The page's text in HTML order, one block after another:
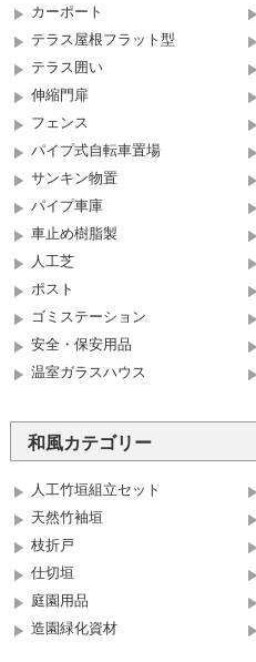
カーポート
テラス屋根フラット型
テラス囲い
伸縮門扉
フェンス
パイプ式自転車置場
サンキン物置
パイプ車庫
車止め樹脂製
人工芝
ポスト
ゴミステーション
安全・保安用品
温室ガラスハウス
和風カテゴリー
人工竹垣組立セット
天然竹袖垣
枝折戸
仕切垣
庭園用品
造園緑化資材